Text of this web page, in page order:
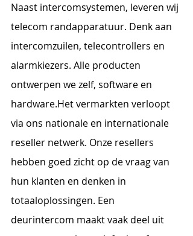
Naast intercomsystemen, leveren wij
telecom randapparatuur. Denk aan
intercomzuilen, telecontrollers en
alarmkiezers. Alle producten
ontwerpen we zelf, software en
hardware.Het vermarkten verloopt
via ons nationale en internationale
reseller netwerk. Onze resellers
hebben goed zicht op de vraag van
hun klanten en denken in
totaaloplossingen. Een
deurintercom maakt vaak deel uit